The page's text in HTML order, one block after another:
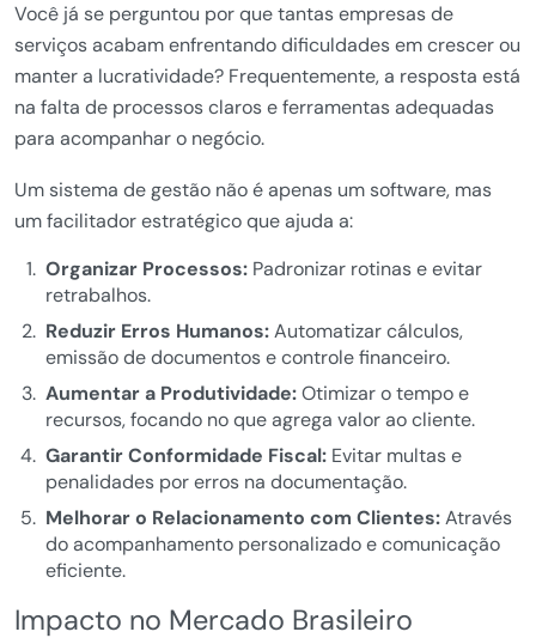
Você já se perguntou por que tantas empresas de
serviços acabam enfrentando dificuldades em crescer ou
manter a lucratividade? Frequentemente, a resposta está
na falta de processos claros e ferramentas adequadas
para acompanhar o negócio.
Um sistema de gestão não é apenas um software, mas
um facilitador estratégico que ajuda a:
Organizar Processos:Padronizar rotinas e evitar
retrabalhos.
Reduzir Erros Humanos:Automatizar cálculos,
emissão de documentos e controle financeiro.
Aumentar a Produtividade:Otimizar o tempo e
recursos, focando no que agrega valor ao cliente.
Garantir Conformidade Fiscal:Evitar multas e
penalidades por erros na documentação.
Melhorar o Relacionamento com Clientes:Através
do acompanhamento personalizado e comunicação
eficiente.
Impacto no Mercado Brasileiro